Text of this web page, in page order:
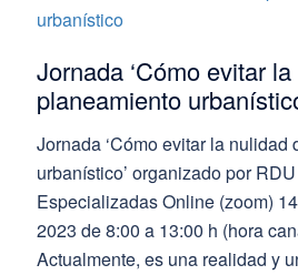
Jornada ‘Cómo evitar
planeamiento
Jornada ‘Cómo evitar la nulidad
urbanístico’ organizado por
Especializadas Online (zoom)
2023 de 8:00 a 13:00 h (hora
Actualmente, es una realidad y